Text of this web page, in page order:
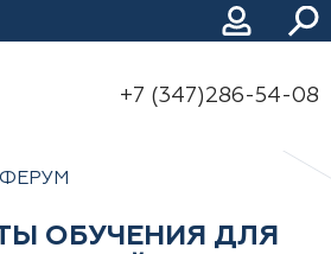
+7 (347)286-54-08
ФЕРУМ
ОБУЧЕНИЯ ДЛЯ